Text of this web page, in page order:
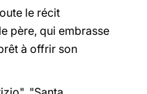
le récit
père, qui embrasse
à offrir son